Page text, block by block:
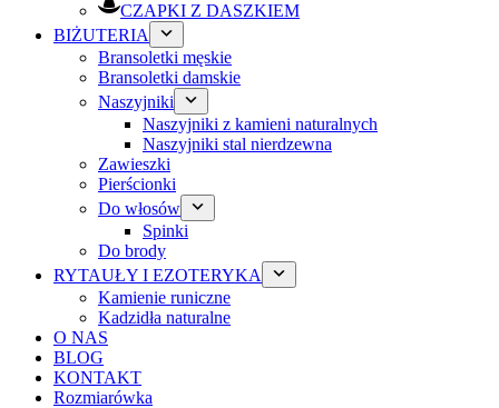
CZAPKI Z DASZKIEM
BIŻUTERIA
Bransoletki męskie
Bransoletki damskie
Naszyjniki
Naszyjniki z kamieni naturalnych
Naszyjniki stal nierdzewna
Zawieszki
Pierścionki
Do włosów
Spinki
Do brody
RYTAUŁY I EZOTERYKA
Kamienie runiczne
Kadzidła naturalne
O NAS
BLOG
KONTAKT
Rozmiarówka